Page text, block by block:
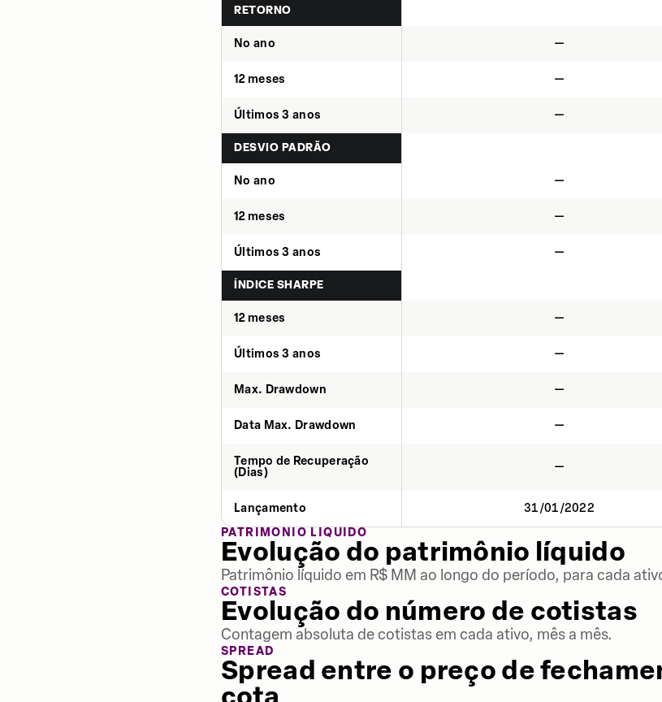
RETORNO
No ano —
12 meses —
Últimos 3 anos —
DESVIO PADRÃO
No ano —
12 meses —
Últimos 3 anos —
ÍNDICE SHARPE
12 meses —
Últimos 3 anos —
Max. Drawdown —
Data Max. Drawdown —
Tempo de Recuperação
(Dias)
—
Lançamento 31/01/2022
PATRIMÔNIO LÍQUIDO
Evolução do patrimônio líquido
Patrimônio líquido em R$ MM ao longo do período, para cada
COTISTAS
Evolução do número de cotistas
Contagem absoluta de cotistas em cada ativo, mês a mês.
SPREAD
Spread entre o preço de